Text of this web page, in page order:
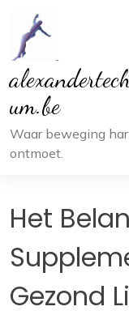
inhoud
um.be
Waar beweging
ontmoet.
Het
Gezond